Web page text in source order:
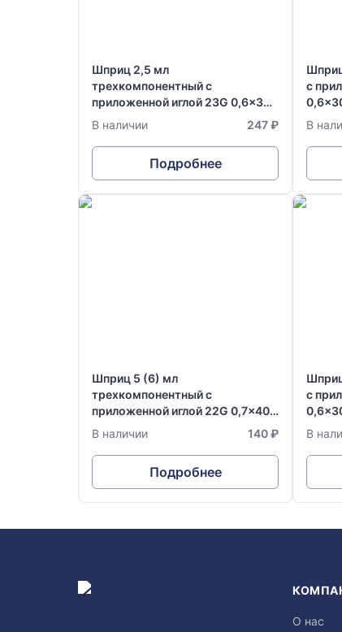
Шприц 2,5 мл
трехкомпонентный с
приложенной иглой 23G 0,6x30
мм одноразовый стерильный
В наличии 247 ₽
Подробнее
с
В
Шприц 5 (6) мл
трехкомпонентный с
приложенной иглой 22G 0,7x40
мм одноразовый стерильный
В наличии 140 ₽
Подробнее
с
В
О нас